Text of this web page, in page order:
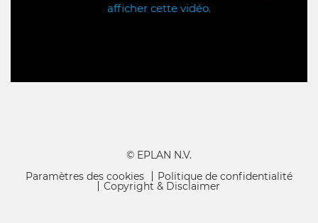
afficher cette vidéo.
© EPLAN N.V.
Paramètres des cookies
Politique de confidentialité
Copyright & Disclaimer